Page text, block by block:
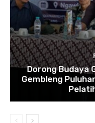
Dorong Budaya
Gembleng